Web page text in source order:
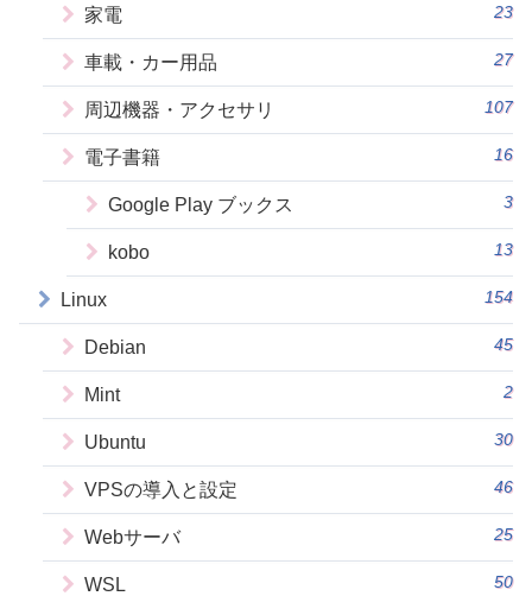
家電 23
車載・カー用品 27
周辺機器・アクセサリ 107
電子書籍 16
Google Play ブックス 3
kobo 13
Linux 154
Debian 45
Mint 2
Ubuntu 30
VPSの導入と設定 46
Webサーバ 25
WSL 50